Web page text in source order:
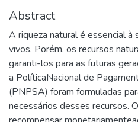
Abstract
A riqueza natural é essencial à
vivos. Porém, os recursos
garanti-los para as futuras
a PolíticaNacional de
(PNPSA) foram formuladas
necessários desses recursos.